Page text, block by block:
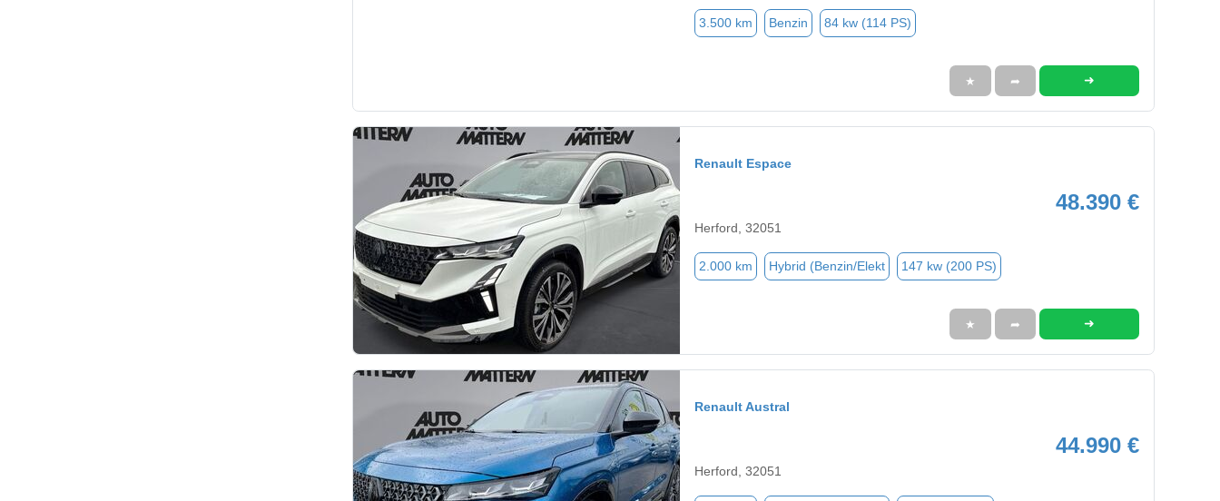
3.500 km Benzin 84 kw (114 PS)
★ ➦ ➜
Renault Espace
48.390 €
Herford, 32051
2.000 km Hybrid (Benzin/Elekt 147 kw (200 PS)
★ ➦ ➜
Renault Austral
44.990 €
Herford, 32051